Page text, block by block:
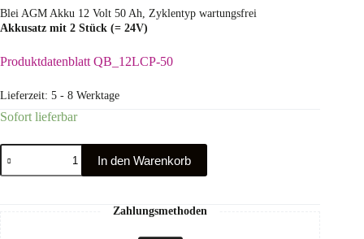
Blei AGM Akku 12 Volt 50 Ah, Zyklentyp wartungsfrei
Akkusatz mit 2 Stück (= 24V)
Produktdatenblatt QB_12LCP-50
Lieferzeit: 5 - 8 Werktage
Sofort lieferbar
In den Warenkorb
Zahlungsmethoden